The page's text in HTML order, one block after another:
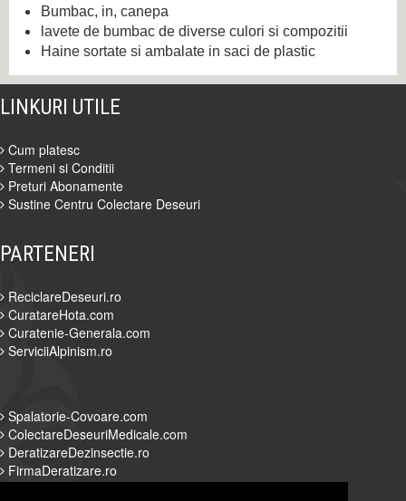
Bumbac, in, canepa
lavete de bumbac de diverse culori si compozitii
Haine sortate si ambalate in saci de plastic
LINKURI UTILE
Cum platesc
Termeni si Conditii
Preturi Abonamente
Sustine Centru Colectare Deseuri
PARTENERI
ReciclareDeseuri.ro
CuratareHota.com
Curatenie-Generala.com
ServiciiAlpinism.ro
Spalatorie-Covoare.com
ColectareDeseuriMedicale.com
DeratizareDezinsectie.ro
FirmaDeratizare.ro